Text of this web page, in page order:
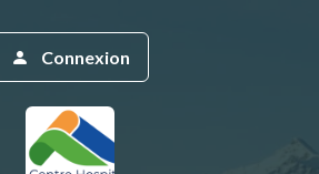
Connexion